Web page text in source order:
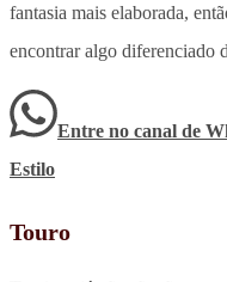
fantasia mais elaborada,
encontrar algo diferenciado
Entre no canal de
Estilo
Touro